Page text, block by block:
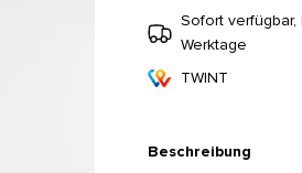
Sofort verfügbar,
Werktage
TWINT
Beschreibung